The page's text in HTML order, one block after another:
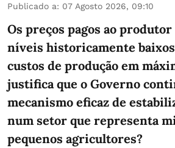
Publicado a: 07 Agosto 2026, 09:10
Os preços pagos ao
níveis historicamente
custos de produção em
justifica que o Governo
mecanismo eficaz de
num setor que representa
pequenos agricultores?